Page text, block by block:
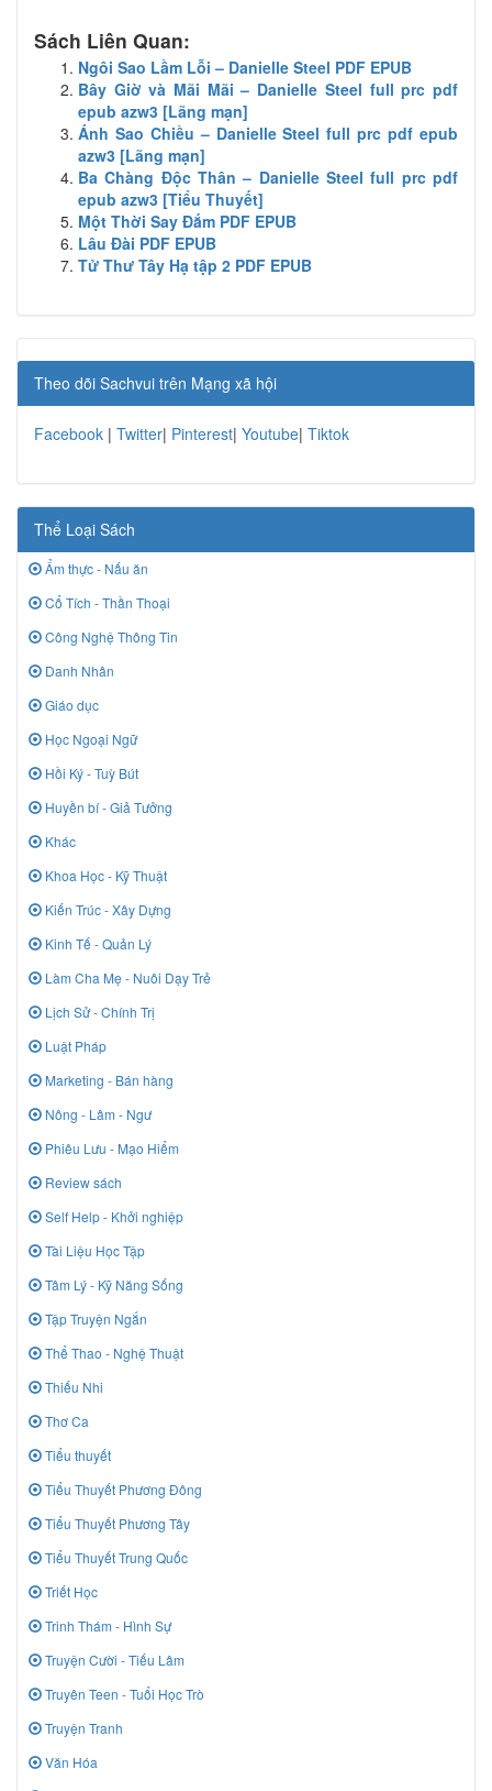
Sách Liên Quan:
Ngôi Sao Lầm Lỗi – Danielle Steel PDF EPUB
Bây Giờ và Mãi Mãi – Danielle Steel full prc pdf
epub azw3 [Lãng mạn]
Ánh Sao Chiều – Danielle Steel full prc pdf epub
azw3 [Lãng mạn]
Ba Chàng Độc Thân – Danielle Steel full prc pdf
epub azw3 [Tiểu Thuyết]
Một Thời Say Đắm PDF EPUB
Lâu Đài PDF EPUB
Tử Thư Tây Hạ tập 2 PDF EPUB
Theo dõi Sachvui trên Mạng xã hội
Facebook | Twitter| Pinterest| Youtube| Tiktok
Thể Loại Sách
Ẩm thực - Nấu ăn
Cổ Tích - Thần Thoại
Công Nghệ Thông Tin
Danh Nhân
Giáo dục
Học Ngoại Ngữ
Hồi Ký - Tuỳ Bút
Huyền bí - Giả Tưởng
Khác
Khoa Học - Kỹ Thuật
Kiến Trúc - Xây Dựng
Kinh Tế - Quản Lý
Làm Cha Mẹ - Nuôi Dạy Trẻ
Lịch Sử - Chính Trị
Luật Pháp
Marketing - Bán hàng
Nông - Lâm - Ngư
Phiêu Lưu - Mạo Hiểm
Review sách
Self Help - Khởi nghiệp
Tài Liệu Học Tập
Tâm Lý - Kỹ Năng Sống
Tập Truyện Ngắn
Thể Thao - Nghệ Thuật
Thiếu Nhi
Thơ Ca
Tiểu thuyết
Tiểu Thuyết Phương Đông
Tiểu Thuyết Phương Tây
Tiểu Thuyết Trung Quốc
Triết Học
Trinh Thám - Hình Sự
Truyện Cười - Tiếu Lâm
Truyên Teen - Tuổi Học Trò
Truyện Tranh
Văn Hóa